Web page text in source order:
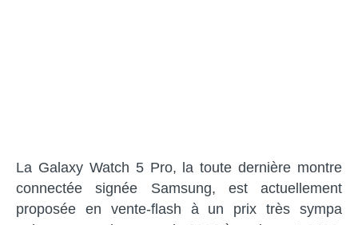
La Galaxy Watch 5 Pro, la toute dernière montre
connectée signée Samsung, est actuellement
proposée en vente-flash à un prix très sympa